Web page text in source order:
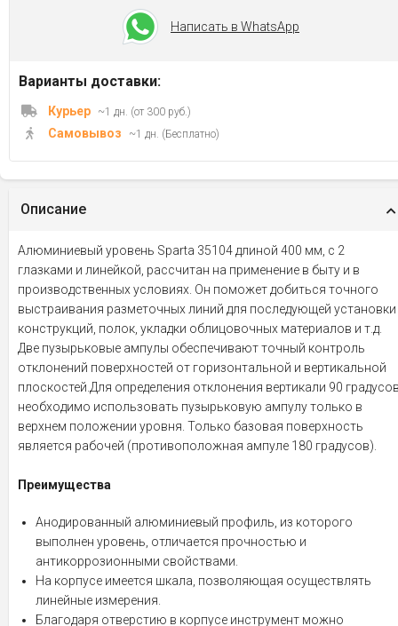
Написать в WhatsApp
Варианты доставки:
Курьер ~1 дн. (от 300 руб.)
Самовывоз ~1 дн. (Бесплатно)
Описание
Алюминиевый уровень Sparta 35104 длиной 400 мм, с 2
глазками и линейкой, рассчитан на применение в быту и в
производственных условиях. Он поможет добиться точного
выстраивания разметочных линий для последующей установки
конструкций, полок, укладки облицовочных материалов и т.д.
Две пузырьковые ампулы обеспечивают точный контроль
отклонений поверхностей от горизонтальной и вертикальной
плоскостей.Для определения отклонения вертикали 90
необходимо использовать пузырьковую ампулу только в
верхнем положении уровня. Только базовая поверхность
является рабочей (противоположная ампуле 180 градусов).
Преимущества
Анодированный алюминиевый профиль, из которого
выполнен уровень, отличается прочностью и
антикоррозионными свойствами.
На корпусе имеется шкала, позволяющая осуществлять
линейные измерения.
Благодаря отверстию в корпусе инструмент можно